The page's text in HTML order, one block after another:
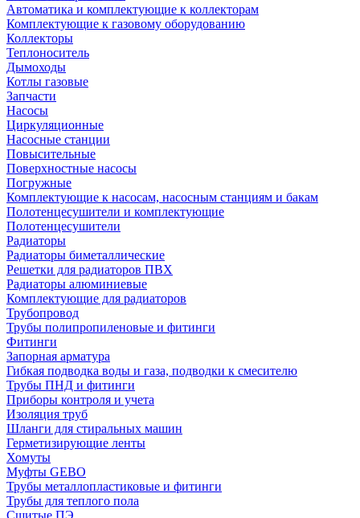
Автоматика и комплектующие к коллекторам
Комплектующие к газовому оборудованию
Коллекторы
Теплоноситель
Дымоходы
Котлы газовые
Запчасти
Насосы
Циркуляционные
Насосные станции
Повысительные
Поверхностные насосы
Погружные
Комплектующие к насосам, насосным станциям и бакам
Полотенцесушители и комплектующие
Полотенцесушители
Радиаторы
Радиаторы биметаллические
Решетки для радиаторов ПВХ
Радиаторы алюминиевые
Комплектующие для радиаторов
Трубопровод
Трубы полипропиленовые и фитинги
Фитинги
Запорная арматура
Гибкая подводка воды и газа, подводки к смесителю
Трубы ПНД и фитинги
Приборы контроля и учета
Изоляция труб
Шланги для стиральных машин
Герметизирующие ленты
Хомуты
Муфты GEBO
Трубы металлопластиковые и фитинги
Трубы для теплого пола
Сшитые ПЭ